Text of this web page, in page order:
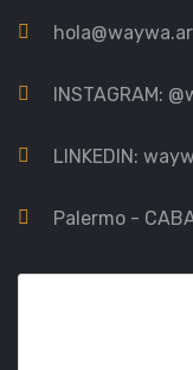
hola@waywa.ar
INSTAGRAM:
LINKEDIN:
Palermo -